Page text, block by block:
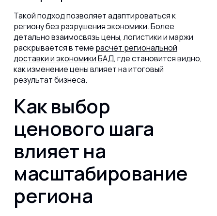
Такой подход позволяет адаптироваться к
региону без разрушения экономики. Более
детально взаимосвязь цены, логистики и маржи
раскрывается в теме расчёт региональной
доставки и экономики БАД, где становится видно,
как изменение цены влияет на итоговый
результат бизнеса.
Как выбор
ценового шага
влияет на
масштабирование
региона